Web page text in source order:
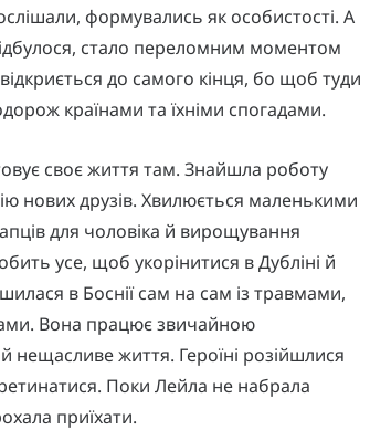
формувались як особистості. А
стало переломним моментом
до самого кінця, бо щоб туди
країнами та їхніми спогадами.
своє життя там. Знайшла роботу
нових друзів. Хвилюється маленькими
для чоловіка й вирощування
усе, щоб укорінитися в Дубліні й
в Боснії сам на сам із травмами,
Вона працює звичайною
нещасливе життя. Героїні розійшлися
Поки Лейла не набрала
приїхати.